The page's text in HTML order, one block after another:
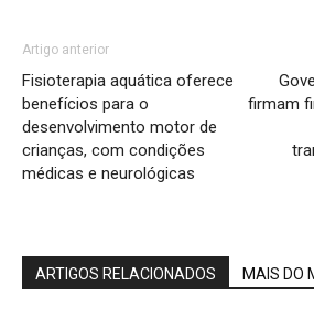
Artigo anterior
Fisioterapia aquática oferece
benefícios para o
desenvolvimento motor de
crianças, com condições
médicas e neurológicas
firmam
ARTIGOS RELACIONADOS MAIS DO